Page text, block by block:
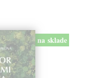
na sklade